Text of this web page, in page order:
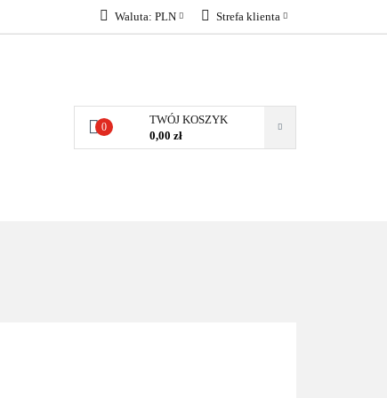
Waluta: PLN Strefa klienta
Dodaj zgłoszenie
Zgody cookies
0
TWÓJ KOSZYK
0,00 zł
KONTAKT